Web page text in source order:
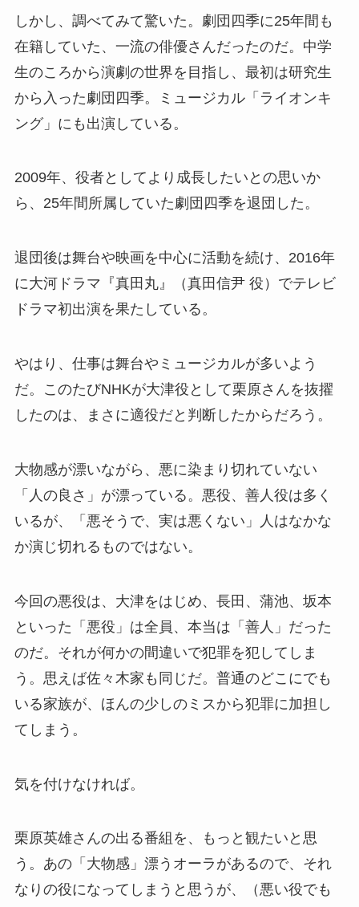
しかし、調べてみて驚いた。劇団四季に25年間も
在籍していた、一流の俳優さんだったのだ。中学
生のころから演劇の世界を目指し、最初は研究生
から入った劇団四季。ミュージカル「ライオンキ
ング」にも出演している。
2009年、役者としてより成長したいとの思いか
ら、25年間所属していた劇団四季を退団した。
退団後は舞台や映画を中心に活動を続け、2016年
に大河ドラマ『真田丸』（真田信尹 役）でテレビ
ドラマ初出演を果たしている。
やはり、仕事は舞台やミュージカルが多いよう
だ。このたびNHKが大津役として栗原さんを抜擢
したのは、まさに適役だと判断したからだろう。
大物感が漂いながら、悪に染まり切れていない
「人の良さ」が漂っている。悪役、善人役は多く
いるが、「悪そうで、実は悪くない」人はなかな
か演じ切れるものではない。
今回の悪役は、大津をはじめ、長田、蒲池、坂本
といった「悪役」は全員、本当は「善人」だった
のだ。それが何かの間違いで犯罪を犯してしま
う。思えば佐々木家も同じだ。普通のどこにでも
いる家族が、ほんの少しのミスから犯罪に加担し
てしまう。
気を付けなければ。
栗原英雄さんの出る番組を、もっと観たいと思
う。あの「大物感」漂うオーラがあるので、それ
なりの役になってしまうと思うが、（悪い役でも